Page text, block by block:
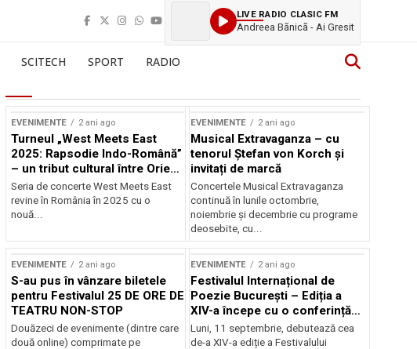
LIVE RADIO CLASIC FM
Andreea Bãnicã - Ai Gresit
SCITECH SPORT RADIO
EVENIMENTE 2 ani ago
Turneul „West Meets East
2025: Rapsodie Indo-Română”
– un tribut cultural între Orient
și Occident
Seria de concerte West Meets East
revine în România în 2025 cu o
nouă...
EVENIMENTE 2 ani ago
Musical Extravaganza – cu
tenorul Ștefan von Korch și
invitați de marcă
Concertele Musical Extravaganza
continuă în lunile octombrie,
noiembrie şi decembrie cu programe
deosebite, cu...
EVENIMENTE 2 ani ago
S-au pus în vânzare biletele
pentru Festivalul 25 DE ORE DE
TEATRU NON-STOP
Douăzeci de evenimente (dintre care
două online) comprimate pe
EVENIMENTE 2 ani ago
Festivalul Internațional de
Poezie București – Ediția a
XIV-a începe cu o conferință
despre limba română
susținută de Marco Lucchesi
Luni, 11 septembrie, debutează cea
de-a XIV-a ediție a Festivalului